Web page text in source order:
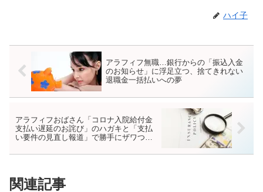
ハイ子
アラフィフ無職…銀行からの「振込入金
のお知らせ」に浮足立つ、捨てきれない
退職金一括払いへの夢
アラフィフおばさん「コロナ入院給付金
支払い遅延のお詫び」のハガキと「支払
い要件の見直し報道」で勝手にザワつい
関連記事